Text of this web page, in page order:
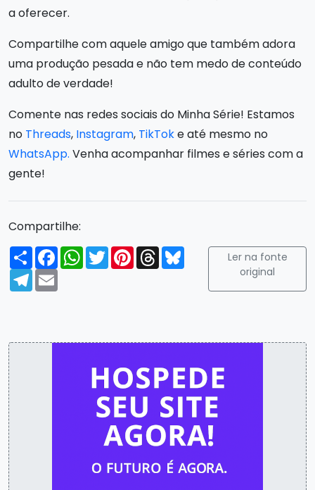
a oferecer.
Compartilhe com aquele amigo que também adora
uma produção pesada e não tem medo de conteúdo
adulto de verdade!
Comente nas redes sociais do Minha Série! Estamos
no Threads, Instagram, TikToke até mesmo no
WhatsApp. Venha acompanhar filmes e séries com a
gente!
Compartilhe:
Compartilhar
FacebookWhatsApp
TwitterPinterest
ThreadsBluesky
Telegram
Email
Ler na fonte
original